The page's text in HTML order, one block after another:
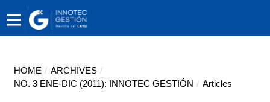
HOME / ARCHIVES /
NO. 3 ENE-DIC (2011): INNOTEC GESTIÓN / Articles